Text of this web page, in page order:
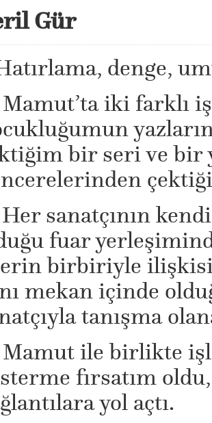
Gür
denge,
iki farklı
bir seri ve bir
sanatçının kendi
fuar
birbiriyle ilişkisi
mekan içinde
tanışma
ile birlikte
fırsatım
yol açtı.